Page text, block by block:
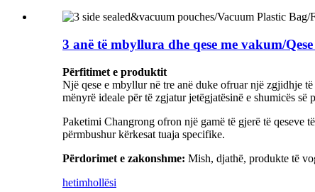
3 anë të mbyllura dhe qese me vakum/
Përfitimet e produktit
Një qese e mbyllur në tre anë duke ofruar një zgjidhje
mënyrë ideale për të zgjatur jetëgjatësinë e shumicës së
Paketimi Changrong ofron një gamë të gjerë të qeseve
përmbushur kërkesat tuaja specifike.
Përdorimet e zakonshme: Mish, djathë, produkte të
hetimhollësi